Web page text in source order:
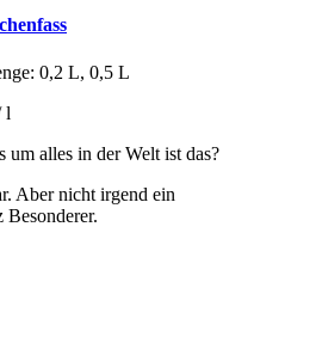
0,2 L, 0,5 L
l
um alles in der Welt ist das?
Aber nicht irgend ein
Besonderer.